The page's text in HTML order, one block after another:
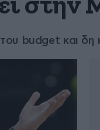
στην
budget και δη